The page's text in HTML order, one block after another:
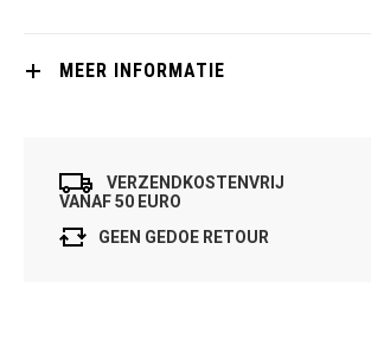
MEER INFORMATIE
VERZENDKOSTENVRIJ
VANAF 50 EURO
GEEN GEDOE RETOUR